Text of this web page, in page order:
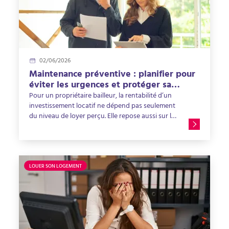
02/06/2026
Maintenance préventive : planifier pour
éviter les urgences et protéger sa
rentabilité locative
Pour un propriétaire bailleur, la rentabilité d’un
investissement locatif ne dépend pas seulement
du niveau de loyer perçu. Elle repose aussi sur la
durée. Un logement bien entretenu attire
et limite les dépenses imprévues. À l’inverse, un
logement mal suivi peut rapidement générer des
pannes, des réparations urgentes ou des
périodes de vacance locative. C’est précisément
pour cette raison que la maintenance préventive
en immobilier devient un réflexe essentiel pour
les propriétaires. Dans cet article, nous verrons
LOUER SON LOGEMENT